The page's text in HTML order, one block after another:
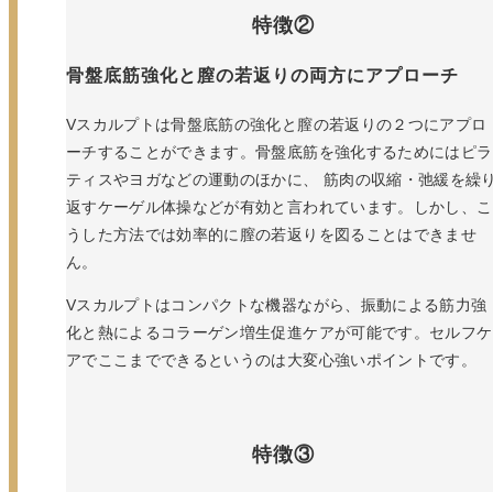
特徴②
骨盤底筋強化と膣の若返りの両方にアプローチ
Vスカルプトは骨盤底筋の強化と膣の若返りの２つにアプロ
ーチすることができます。骨盤底筋を強化するためにはピラ
ティスやヨガなどの運動のほかに、 筋肉の収縮・弛緩を繰
返すケーゲル体操などが有効と言われています。しかし、こ
うした方法では効率的に膣の若返りを図ることはできませ
ん。
Vスカルプトはコンパクトな機器ながら、振動による筋力強
化と熱によるコラーゲン増生促進ケアが可能です。セルフケ
アでここまでできるというのは大変心強いポイントです。
特徴③